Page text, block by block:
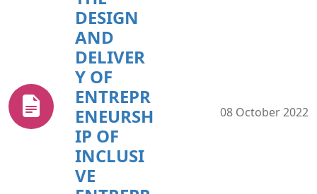
DESIGN
AND
DELIVER
Y OF
ENTREPR
ENEURSH
IP OF
INCLUSI
VE
08 October 2022